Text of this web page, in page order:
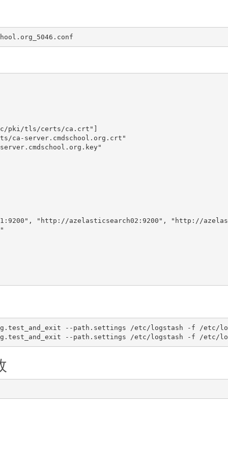
pki/tls/certs/ca.crt"]
ca-server.cmdschool.org.crt"
"http://azelasticsearch02:9200", "http://
--path.settings /etc/logstash -f /etc/